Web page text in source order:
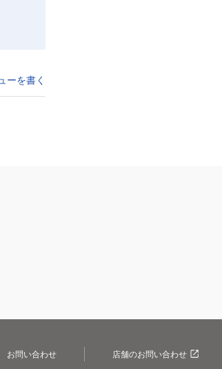
ーを書く
お問い合わせ 店舗のお問い合わせ